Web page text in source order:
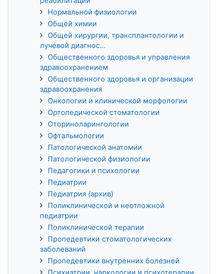
Нормальной физиологии
Общей химии
Общей хирургии, трансплантологии и
лучевой диагнос...
Общественного здоровья и управления
здравоохранением
Общественного здоровья и организации
здравоохранения
Онкологии и клинической морфологии
Ортопедической стоматологии
Оториноларингологии
Офтальмологии
Патологической анатомии
Патологической физиологии
Педагогики и психологии
Педиатрии
Педиатрия (архив)
Поликлинической и неотложной
педиатрии
Поликлинической терапии
Пропедевтики стоматологических
заболеваний
Пропедевтики внутренних болезней